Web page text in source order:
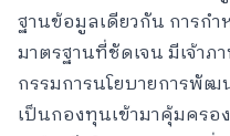
ฐานข้อมูลเดียวกัน การ
มาตรฐานที่ชัดเจน มีเจ้า
กรรมการนโยบายการพัฒ
เป็นกองทุนเข้ามาคุ้มครอ